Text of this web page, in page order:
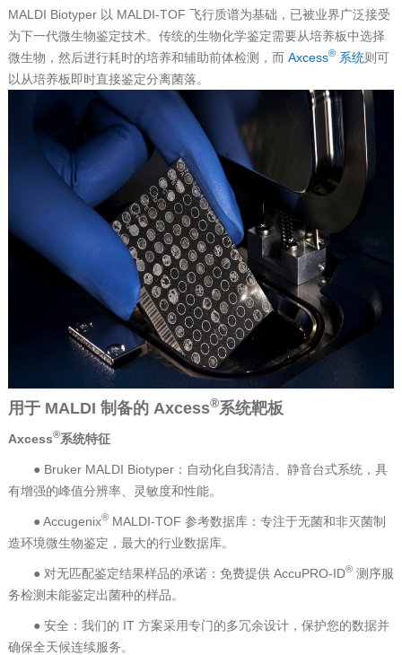
MALDI Biotyper 以 MALDI-TOF 飞行质谱为基础，已被业界广泛接受
为下一代微生物鉴定技术。传统的生物化学鉴定需要从培养板中选择
微生物，然后进行耗时的培养和辅助前体检测，而 Axcess®系统则可
以从培养板即时直接鉴定分离菌落。
用于 MALDI 制备的 Axcess®系统靶板
Axcess®系统特征
● Bruker MALDI Biotyper：自动化自我清洁、静音台式系统，具
有增强的峰值分辨率、灵敏度和性能。
● Accugenix®MALDI-TOF 参考数据库：专注于无菌和非灭菌制
造环境微生物鉴定，最大的行业数据库。
● 对无匹配鉴定结果样品的承诺：免费提供 AccuPRO-ID®测序服
务检测未能鉴定出菌种的样品。
● 安全：我们的 IT 方案采用专门的多冗余设计，保护您的数据并
确保全天候连续服务。